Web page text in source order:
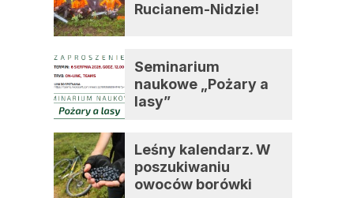
Rucianem-Nidzie!
Seminarium
naukowe „Pożary a
lasy”
Leśny kalendarz. W
poszukiwaniu
owoców borówki